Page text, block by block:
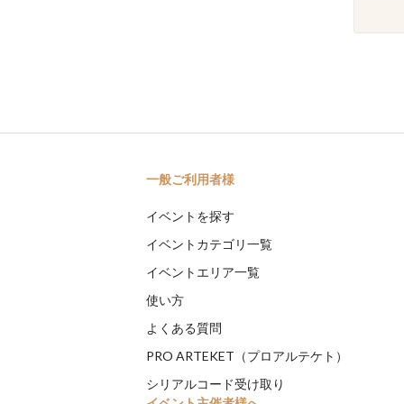
一般ご利用者様
イベントを探す
イベントカテゴリ一覧
イベントエリア一覧
使い方
よくある質問
PRO ARTEKET（プロアルテケト）
シリアルコード受け取り